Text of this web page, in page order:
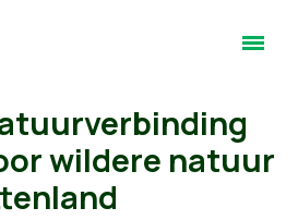
wildere natuur